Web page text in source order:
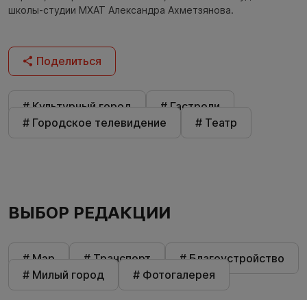
школы-студии МХАТ Александра Ахметзянова.
Поделиться
# Культурный город
# Гастроли
# Городское телевидение
# Театр
ВЫБОР РЕДАКЦИИ
# Мэр # Транспорт
# Благоустройство
# Милый город
# Фотогалерея